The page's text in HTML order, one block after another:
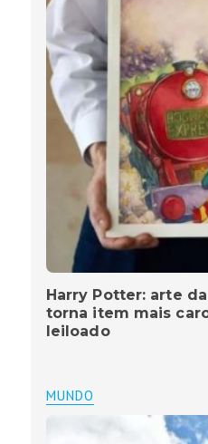
Harry Potter: arte
torna item mais
leiloado
MUNDO